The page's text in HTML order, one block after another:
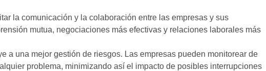
la comunicación y la colaboración entre las empresas y sus
mutua, negociaciones más efectivas y relaciones laborales más
a una mejor gestión de riesgos. Las empresas pueden monitorear de
problema, minimizando así el impacto de posibles interrupciones